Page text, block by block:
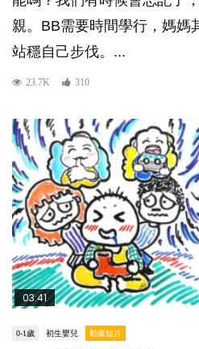
親。BB需要時間學行，媽媽
站穩自己步伐。...
23.7K 310
03:41
0-1歲 初生嬰兒 動畫短片